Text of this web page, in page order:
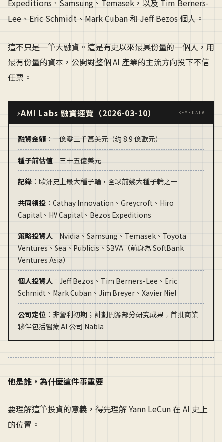
Expeditions、Samsung、Temasek，以及 Tim Berners-
Lee、Eric Schmidt、Mark Cuban 和 Jeff Bezos 個人。
這不只是一筆大融資。這是有史以來最具份量的一個人，用
最有份量的資本，公開對整個 AI 產業的主流方向投下不信
任票。
⚡AMI Labs 融資速覽（2026-03-10） KEY·DATA
融資金額 ：十億零三千萬美元（约 8.9 億歐元）
種子前估值 ：三十五億美元
記錄 ：歐洲史上最大種子輪，全球前幾大種子輪之一
共同領投 ：Cathay Innovation、Greycroft、Hiro
Capital、HV Capital、Bezos Expeditions
策略投資人 ：Nvidia、Samsung、Temasek、Toyota
Ventures、Sea、Publicis、SBVA（前身為 SoftBank
Ventures Asia）
個人投資人 ：Jeff Bezos、Tim Berners-Lee、Eric
Schmidt、Mark Cuban、Jim Breyer、Xavier Niel
公司定位 ：非營利初期；計劃開源部分研究成果；首批商業
夥伴包括醫療 AI 公司 Nabla
他是誰，為什麼這件事重要
要理解這筆投資的意義，得先理解 Yann LeCun 在 AI 史上
的位置。